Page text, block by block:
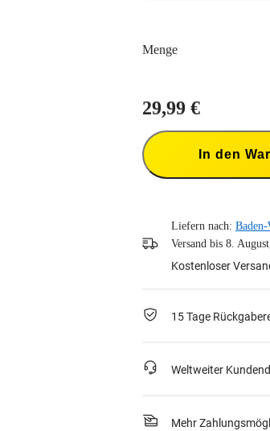
Menge
29,99 €
In den
Liefern nach:
Versand bis 8.
Kostenloser
15 Tage
Weltweiter
Mehr